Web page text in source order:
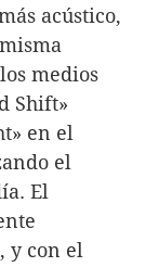
acústico,
medios
Shift»
en el
el
El
y con el